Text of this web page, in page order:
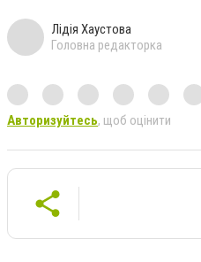
Лідія Хаустова
Головна редакторка
Авторизуйтесь, щоб оцінити